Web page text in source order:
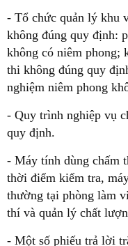
- Tổ chức quản lý khu
không đúng quy định:
không có niêm phong;
thi không đúng quy
nghiệm niêm phong
- Quy trình nghiệp vụ
quy định.
- Máy tính dùng chấm
thời điểm kiểm tra,
thường tại phòng làm
thí và quản lý chất
- Một số phiếu trả lời